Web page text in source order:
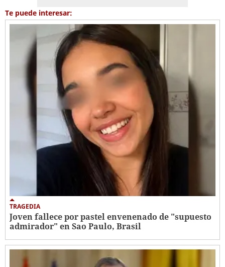
Te puede interesar:
TRAGEDIA
Joven fallece por pastel envenenado de "supuesto
admirador" en Sao Paulo, Brasil